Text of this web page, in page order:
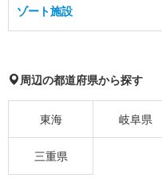
ゾート施設
周辺の都道府県から探す
東海 岐阜県
三重県